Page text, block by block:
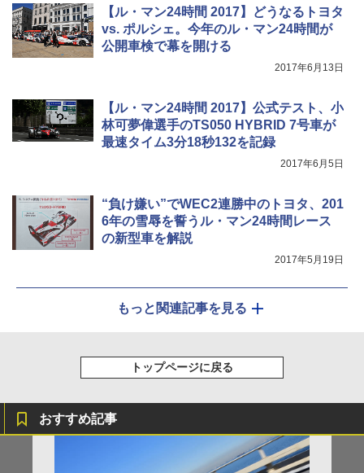
【ル・マン24時間 2017】どうなるトヨタ
vs. ポルシェ。今年のル・マン24時間が
公開車検で幕を開ける
2017年6月13日
【ル・マン24時間 2017】公式テスト、小
林可夢偉選手のTS050 HYBRID 7号車が
最速タイム3分18秒132を記録
2017年6月5日
“負け嫌い”でWEC2連勝中のトヨタ、201
6年の雪辱を誓うル・マン24時間レース
の新型車を解説
2017年5月19日
もっと関連記事を見る
トップページに戻る
おすすめ記事